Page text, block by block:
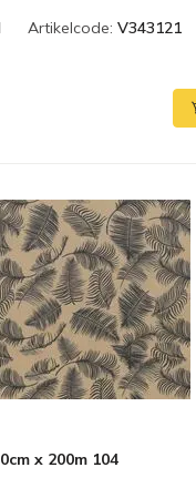
Artikelcode: V343121
x 200m 104